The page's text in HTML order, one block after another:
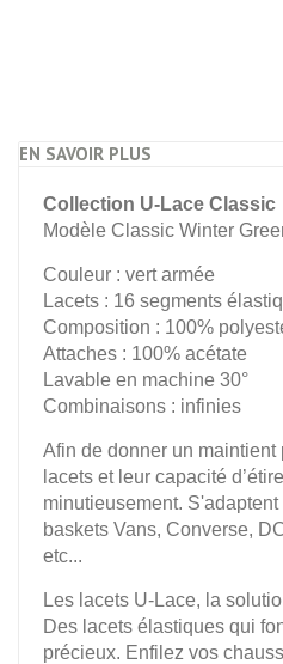
EN SAVOIR PLUS
Collection U-Lace Classic
Modèle Classic Winter
Couleur : vert armée
Lacets : 16 segments
Composition : 100%
Attaches : 100% acétate
Lavable en machine 30°
Combinaisons : infinies
Afin de donner un
lacets et leur capacité
minutieusement.
baskets Vans, Converse,
etc...
Les lacets U-Lace, la
Des lacets élastiques qui
précieux. Enfilez vos